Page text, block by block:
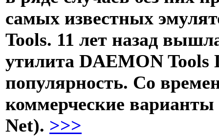
самых известных
Tools. 11 лет назад
утилита DAEMON
популярность. Со
коммерческие
Net). >>>